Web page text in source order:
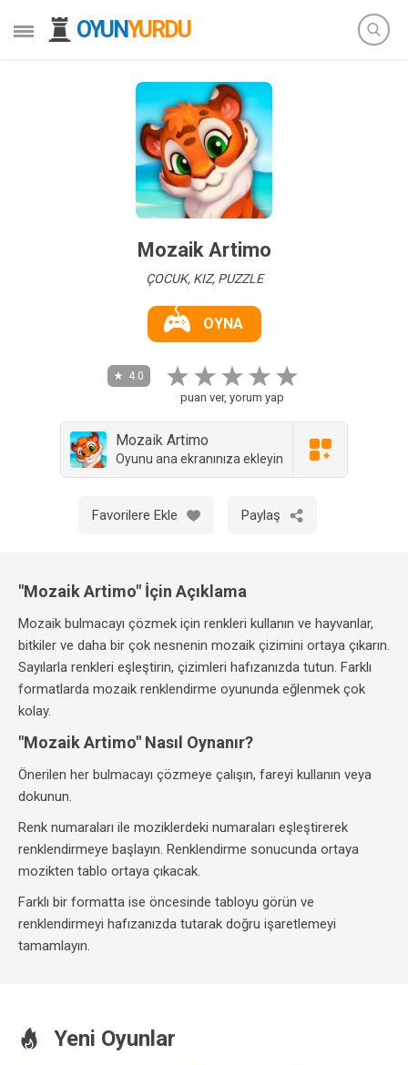
OYUNYURDU
Mozaik Artimo
ÇOCUK, KIZ, PUZZLE
OYNA
4.0
puan ver, yorum yap
Mozaik Artimo
Oyunu ana ekranınıza ekleyin
Favorilere Ekle Paylaş
"Mozaik Artimo" İçin Açıklama
Mozaik bulmacayı çözmek için renkleri kullanın ve hayvanlar,
bitkiler ve daha bir çok nesnenin mozaik çizimini ortaya çıkarın.
Sayılarla renkleri eşleştirin, çizimleri hafızanızda tutun. Farklı
formatlarda mozaik renklendirme oyununda eğlenmek çok
kolay.
"Mozaik Artimo" Nasıl Oynanır?
Önerilen her bulmacayı çözmeye çalışın, fareyi kullanın veya
dokunun.
Renk numaraları ile moziklerdeki numaraları eşleştirerek
renklendirmeye başlayın. Renklendirme sonucunda ortaya
mozikten tablo ortaya çıkacak.
Farklı bir formatta ise öncesinde tabloyu görün ve
renklendirmeyi hafızanızda tutarak doğru işaretlemeyi
tamamlayın.
Yeni Oyunlar